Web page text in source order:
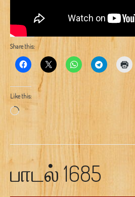
Share this:
Like this:
Loading…
பாடல் 1685